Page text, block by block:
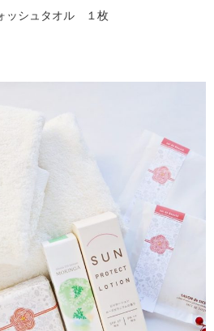
ッシュタオル １枚